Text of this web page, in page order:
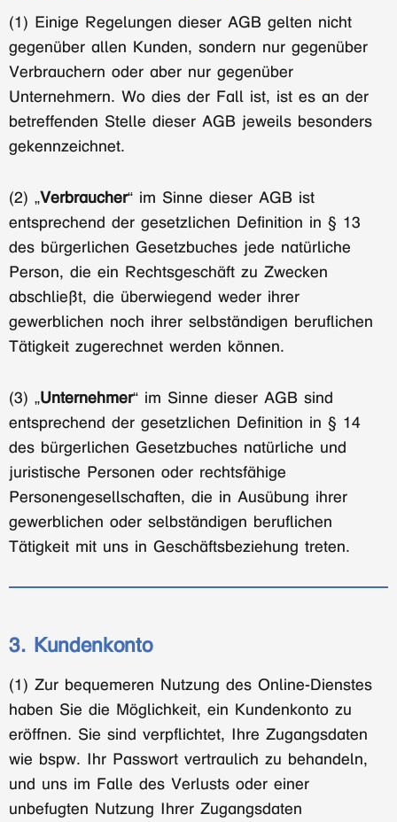
(1) Einige Regelungen dieser AGB gelten nicht
gegenüber allen Kunden, sondern nur gegenüber
Verbrauchern oder aber nur gegenüber
Unternehmern. Wo dies der Fall ist, ist es an der
betreffenden Stelle dieser AGB jeweils besonders
gekennzeichnet.
(2) „Verbraucher“ im Sinne dieser AGB ist
entsprechend der gesetzlichen Definition in § 13
des bürgerlichen Gesetzbuches jede natürliche
Person, die ein Rechtsgeschäft zu Zwecken
abschließt, die überwiegend weder ihrer
gewerblichen noch ihrer selbständigen beruflichen
Tätigkeit zugerechnet werden können.
(3) „Unternehmer“ im Sinne dieser AGB sind
entsprechend der gesetzlichen Definition in § 14
des bürgerlichen Gesetzbuches natürliche und
juristische Personen oder rechtsfähige
Personengesellschaften, die in Ausübung ihrer
gewerblichen oder selbständigen beruflichen
Tätigkeit mit uns in Geschäftsbeziehung treten.
3. Kundenkonto
(1) Zur bequemeren Nutzung des Online-Dienstes
haben Sie die Möglichkeit, ein Kundenkonto zu
eröffnen. Sie sind verpflichtet, Ihre Zugangsdaten
wie bspw. Ihr Passwort vertraulich zu behandeln,
und uns im Falle des Verlusts oder einer
unbefugten Nutzung Ihrer Zugangsdaten